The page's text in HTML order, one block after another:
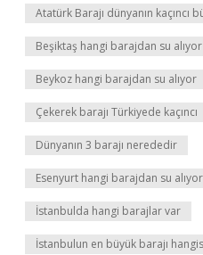
Atatürk Barajı dünyanın kaçıncı
Beşiktaş hangi barajdan su alıyor
Beykoz hangi barajdan su alıyor
Çekerek barajı Türkiyede kaçıncı
Dünyanın 3 barajı nerededir
Esenyurt hangi barajdan su alıyor
İstanbulda hangi barajlar var
İstanbulun en büyük barajı